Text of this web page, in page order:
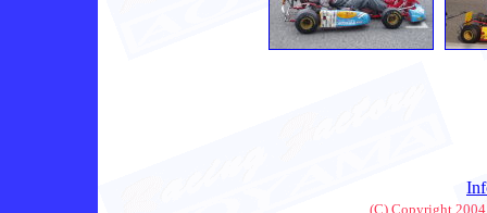
(C) Copyright